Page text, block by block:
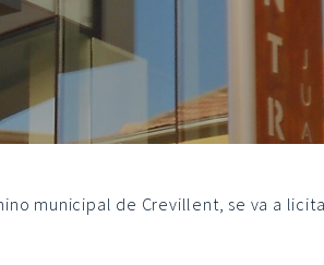
municipal de Crevillent, se va a